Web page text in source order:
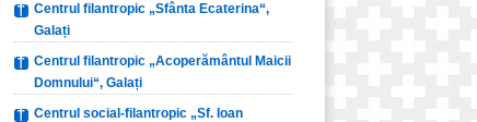
Centrul filantropic „Sfânta Ecaterina“,
Galați
Centrul filantropic „Acoperământul Maicii
Domnului“, Galați
Centrul social-filantropic „Sf. Ioan